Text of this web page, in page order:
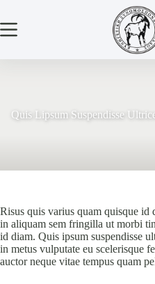
περιεχόμενο
Quis Lipsum Suspendisse
Risus quis varius quam quisque
in aliquam sem fringilla ut morbi
id diam. Quis ipsum suspendisse
in metus vulputate eu scelerisque
auctor neque vitae tempus quam